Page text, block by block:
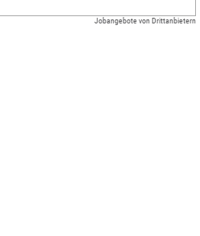
Jobangebote von Drittanbietern